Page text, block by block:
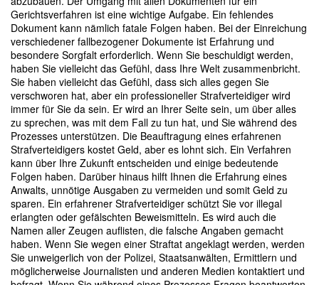
Gerichtsverfahren ist eine wichtige Aufgabe. Ein fehlendes
Dokument kann nämlich fatale Folgen haben. Bei der Einreichung
verschiedener fallbezogener Dokumente ist Erfahrung und
besondere Sorgfalt erforderlich. Wenn Sie beschuldigt werden,
haben Sie vielleicht das Gefühl, dass Ihre Welt zusammenbricht.
Sie haben vielleicht das Gefühl, dass sich alles gegen Sie
verschworen hat, aber ein professioneller Strafverteidiger wird
immer für Sie da sein. Er wird an Ihrer Seite sein, um über alles
zu sprechen, was mit dem Fall zu tun hat, und Sie während des
Prozesses unterstützen. Die Beauftragung eines erfahrenen
Strafverteidigers kostet Geld, aber es lohnt sich. Ein Verfahren
kann über Ihre Zukunft entscheiden und einige bedeutende
Folgen haben. Darüber hinaus hilft Ihnen die Erfahrung eines
Anwalts, unnötige Ausgaben zu vermeiden und somit Geld zu
sparen. Ein erfahrener Strafverteidiger schützt Sie vor illegal
erlangten oder gefälschten Beweismitteln. Es wird auch die
Namen aller Zeugen auflisten, die falsche Angaben gemacht
haben. Wenn Sie wegen einer Straftat angeklagt werden, werden
Sie unweigerlich von der Polizei, Staatsanwälten, Ermittlern und
möglicherweise Journalisten und anderen Medien kontaktiert und